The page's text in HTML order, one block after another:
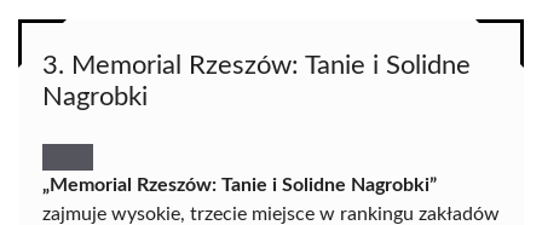
3. Memorial Rzeszów: Tanie i Solidne
Nagrobki
„Memorial Rzeszów: Tanie i Solidne Nagrobki”
zajmuje wysokie, trzecie miejsce w rankingu zakładów